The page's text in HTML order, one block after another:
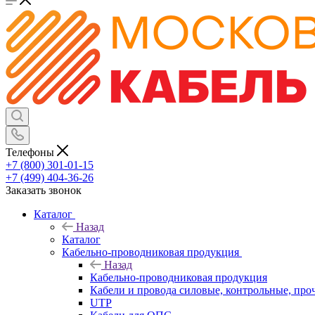
Телефоны
+7 (800) 301-01-15
+7 (499) 404-36-26
Заказать звонок
Каталог
Назад
Каталог
Кабельно-проводниковая продукция
Назад
Кабельно-проводниковая продукция
Кабели и провода силовые, контрольные,
UTP